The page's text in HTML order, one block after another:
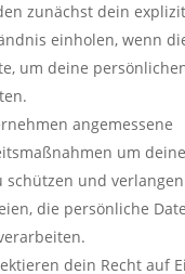
zunächst dein
einholen, wenn
um deine
angemessene
um
schützen und
die persönliche
dein Recht auf